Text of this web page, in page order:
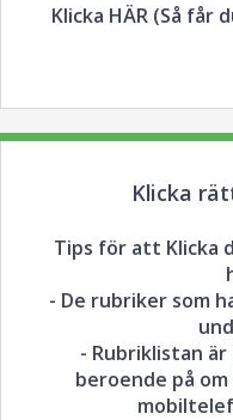
Klicka HÄR (Så får
Klicka
Tips för att Klicka
- De rubriker som
- Rubriklistan
beroende på